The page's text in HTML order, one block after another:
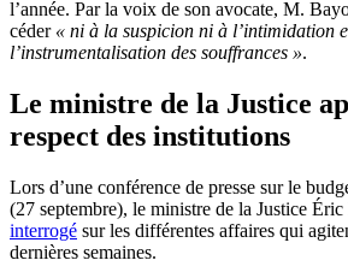
l’année. Par la voix de son avocate, M.
céder « ni à la suspicion ni à l’intimidation
l’instrumentalisation des souffrances ».
Le ministre de la Justice
respect des institutions
Lors d’une conférence de presse sur le
(27 septembre), le ministre de la Justice
interrogé sur les différentes affaires qui
dernières semaines.